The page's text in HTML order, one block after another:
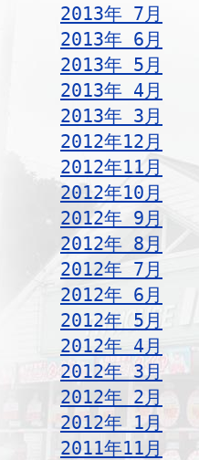
2013年 7月
2013年 6月
2013年 5月
2013年 4月
2013年 3月
2012年12月
2012年11月
2012年10月
2012年 9月
2012年 8月
2012年 7月
2012年 6月
2012年 5月
2012年 4月
2012年 3月
2012年 2月
2012年 1月
2011年11月